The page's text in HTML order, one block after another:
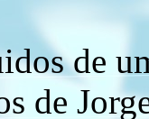
de
de